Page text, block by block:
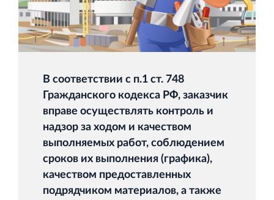
Строительная система ROSSTRO‐VELOX
Несъёмная опалубка из щепоцементных плит
Научно‐исследовательский институт
ЛЕННИИПРОЕКТ
Проектный институт по жилищно‐гражданскому
строительству
В соответствии с п.1 ст. 748
Гражданского кодекса РФ, заказчик
вправе осуществлять контроль и
надзор за ходом и качеством
выполняемых работ, соблюдением
сроков их выполнения (графика),
качеством предоставленных
подрядчиком материалов, а также